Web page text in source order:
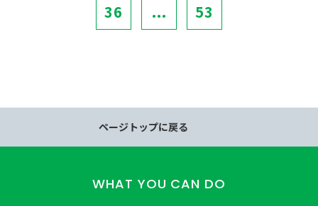
36 ... 53
ページトップに戻る
WHAT YOU CAN DO